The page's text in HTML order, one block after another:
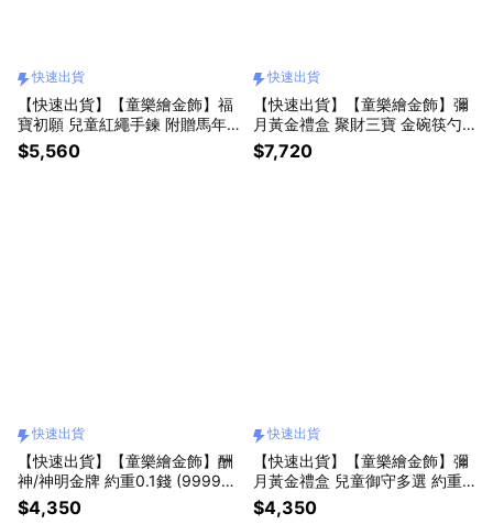
快速出貨
【快速出貨】【童樂繪金飾】福
寶初願 兒童紅繩手鍊 附贈馬年
平安符 約重0.13錢±0.03 (彌月
金飾 彌月禮 黃金999)
$5,560
快速出貨
【快速出貨】【童樂繪金飾】彌
月黃金禮盒 聚財三寶 金碗筷勺
約重0.2錢 (999純金 滿月)
$7,720
快速出貨
【快速出貨】【童樂繪金飾】酬
神/神明金牌 約重0.1錢 (9999純
金 黃金 還願)
$4,350
快速出貨
【快速出貨】【童樂繪金飾】彌
月黃金禮盒 兒童御守多選 約重0.
1錢 (999純金 滿月)
$4,350